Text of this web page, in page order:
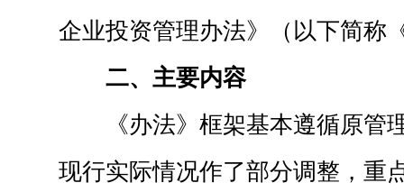
企业投资管理办法》（以下简称
二、主要内容
《办法》框架基本遵循原管
现行实际情况作了部分调整，重